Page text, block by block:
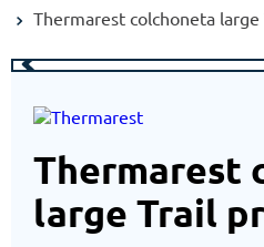
Thermarest colchoneta
Thermarest
large Trail